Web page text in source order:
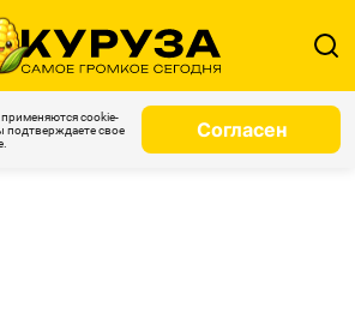
cookie-
подтверждаете свое
Согласен